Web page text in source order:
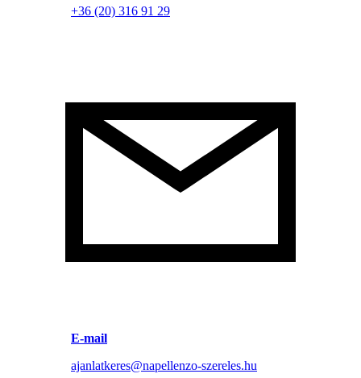
+36 (20) 316 91 29
E-mail
ajanlatkeres@napellenzo-szereles.hu